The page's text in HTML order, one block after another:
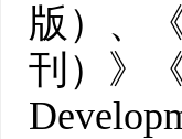
版）、
刊）》